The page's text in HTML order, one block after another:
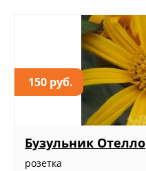
150 руб.
Бузульник Отелло
розетка